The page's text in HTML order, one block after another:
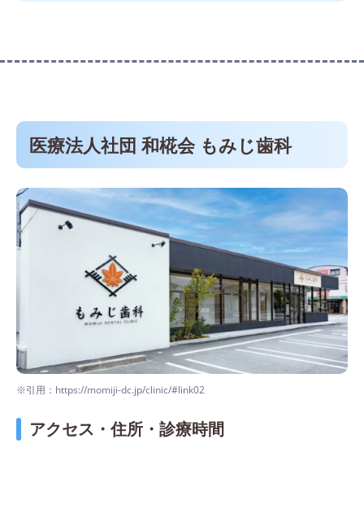
医療法人社団 和椛会 もみじ歯科
※引用：https://momiji-dc.jp/clinic/#link02
アクセス・住所・診療時間